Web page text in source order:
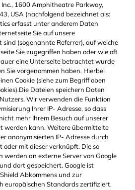
1600 Amphitheatre Parkway,
USA (nachfolgend bezeichnet als:
erfasst unter anderem Daten
Sie auf unsere
(sogenannte Referrer), auf welche
Sie zugegriffen haben oder wie oft
eine Unterseite betrachtet wurde
Sie vorgenommen haben. Hierbei
Cookie (siehe zum Begriff oben
Dateien speichern Daten
Wir verwenden die Funktion
Ihrer IP- Adresse, so dass
mehr Ihrem Besuch auf unserer
werden kann. Weitere übermittelte
anonymisierten IP- Adresse durch
oder mit dieser verknüpft. Die so
werden an externe Server von Google
dort gespeichert. Google ist
Abkommens und zur
europäischen Standards zertifiziert.